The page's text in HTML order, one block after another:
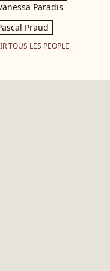
Paradis
Praud
TOUS LES PEOPLE